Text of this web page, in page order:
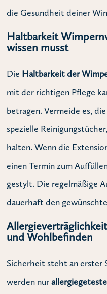
die Gesundheit deiner
Haltbarkeit
wissen musst
Die Haltbarkeit der
mit der richtigen Pflege
betragen. Vermeide es,
spezielle
halten. Wenn die
einen Termin zum
gestylt. Die regelmäßige
dauerhaft den
und Wohlbefinden
Sicherheit steht an erster
werden nur